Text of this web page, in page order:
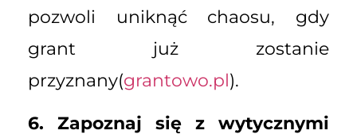
pozwoli uniknąć chaosu, gdy
grant już zostanie
przyznany(grantowo.pl).
6. Zapoznaj się z wytycznymi